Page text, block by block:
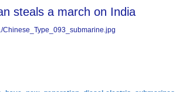
steals a march on India